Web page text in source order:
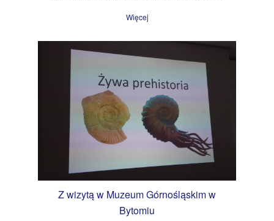
Więcej
Z wizytą w Muzeum Górnośląskim w
Bytomiu